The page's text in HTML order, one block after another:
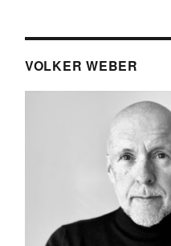
VOLKER WEBER